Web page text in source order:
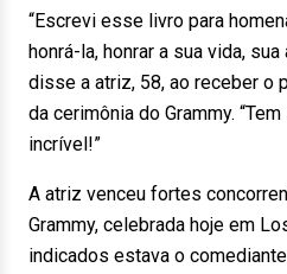
“Escrevi esse livro para
honrá-la, honrar a sua vida,
disse a atriz, 58, ao receber o
da cerimônia do Grammy.
incrível!”
A atriz venceu fortes
Grammy, celebrada hoje em
indicados estava o